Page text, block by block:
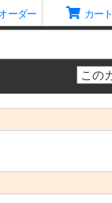
ーダー カート